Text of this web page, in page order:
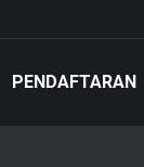
PENDAFTARAN